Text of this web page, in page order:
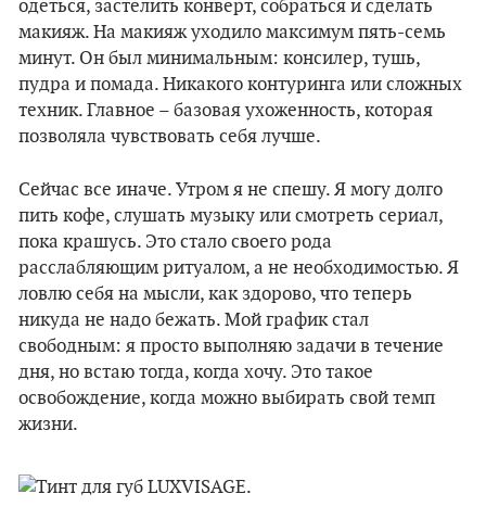
одеться, застелить конверт, собраться и сделать
макияж. На макияж уходило максимум пять-семь
минут. Он был минимальным: консилер, тушь,
пудра и помада. Никакого контуринга или сложных
техник. Главное – базовая ухоженность, которая
позволяла чувствовать себя лучше.
Сейчас все иначе. Утром я не спешу. Я могу долго
пить кофе, слушать музыку или смотреть сериал,
пока крашусь. Это стало своего рода
расслабляющим ритуалом, а не необходимостью. Я
ловлю себя на мысли, как здорово, что теперь
никуда не надо бежать. Мой график стал
свободным: я просто выполняю задачи в течение
дня, но встаю тогда, когда хочу. Это такое
освобождение, когда можно выбирать свой темп
жизни.